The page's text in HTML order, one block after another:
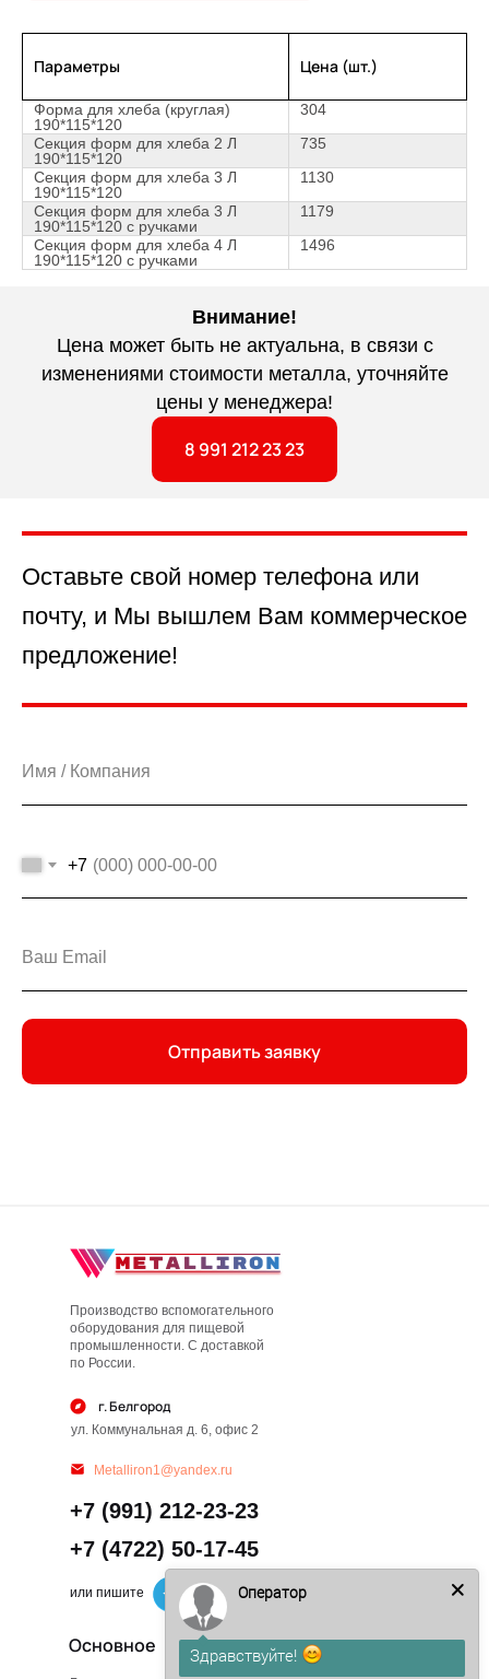
Параметры Цена (шт.)
Форма для хлеба (круглая)
190*115*120
304
Секция форм для хлеба 2 Л
190*115*120
735
Секция форм для хлеба 3 Л
190*115*120
1130
Секция форм для хлеба 3 Л
190*115*120 с ручками
1179
Секция форм для хлеба 4 Л
190*115*120 с ручками
1496
Внимание!
Цена может быть не актуальна, в связи с
изменениями стоимости металла, уточняйте
цены у менеджера!
8 991 212 23 23
Оставьте свой номер телефона или
почту, и Мы вышлем Вам коммерческое
предложение!
+7
Отправить заявку
Производство вспомогательного
оборудования для пищевой
промышленности. С доставкой
по России.
г. Белгород
ул. Коммунальная д. 6, офис 2
+7 (991) 212-23-23
Metalliron1@yandex.ru
Основное
или пишите
+7 (4722) 50-17-45
Оператор
Здравствуйте!